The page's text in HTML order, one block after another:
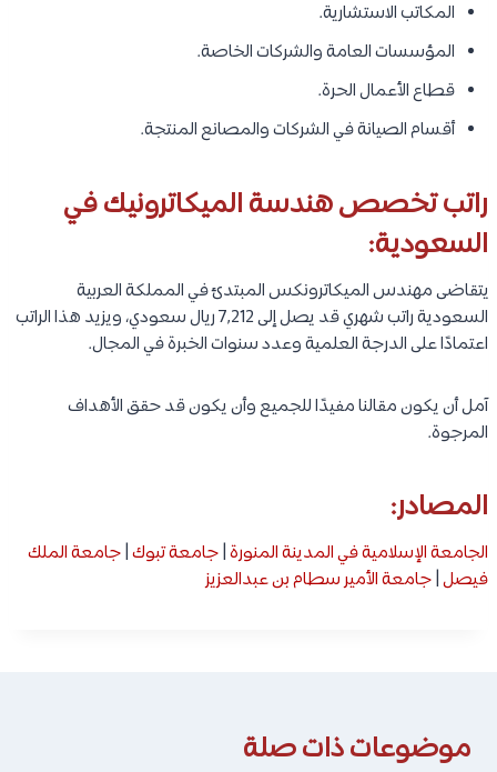
المكاتب الاستشارية.
المؤسسات العامة والشركات الخاصة.
قطاع الأعمال الحرة.
أقسام الصيانة في الشركات والمصانع المنتجة.
راتب تخصص هندسة الميكاترونيك في
السعودية:
يتقاضى مهندس الميكاترونكس المبتدئ في المملكة العربية
السعودية راتب شهري قد يصل إلى 7,212 ريال سعودي، ويزيد هذا الراتب
اعتمادًا على الدرجة العلمية وعدد سنوات الخبرة في المجال.
آمل أن يكون مقالنا مفيدًا للجميع وأن يكون قد حقق الأهداف
المرجوة.
المصادر:
الجامعة الإسلامية في المدينة المنورة|جامعة تبوك|جامعة الملك
فيصل|جامعة الأمير سطام بن عبدالعزيز
موضوعات ذات صلة